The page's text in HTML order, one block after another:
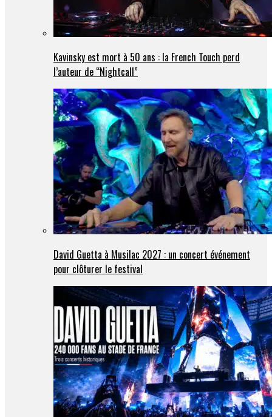
Kavinsky est mort à 50 ans : la French Touch perd
l’auteur de “Nightcall”
David Guetta à Musilac 2027 : un concert événement
pour clôturer le festival